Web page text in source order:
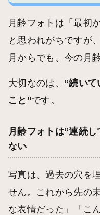
月齢フォトは「最初
と思われがちですが
月からでも、今の月
大切なのは、 “続い
こと”です。
月齢フォトは“連続
ない
写真は、過去の穴を
せん。これから先の
な表情だった」「こ